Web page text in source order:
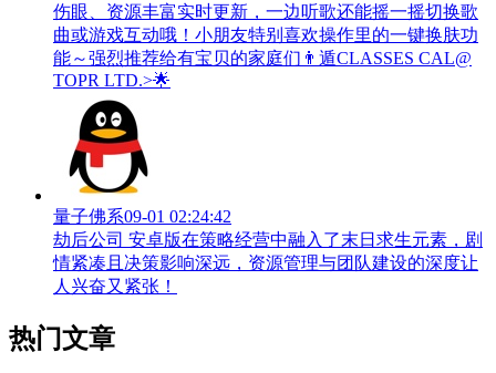
伤眼、资源丰富实时更新，一边听歌还能摇一摇切换歌
曲或游戏互动哦！小朋友特别喜欢操作里的一键换肤功
能～强烈推荐给有宝贝的家庭们👨‍遁️CLASSES CAL@
TOPR LTD.>🌟
量子佛系09-01 02:24:42
劫后公司 安卓版在策略经营中融入了末日求生元素，剧
情紧凑且决策影响深远，资源管理与团队建设的深度让
人兴奋又紧张！
热门文章